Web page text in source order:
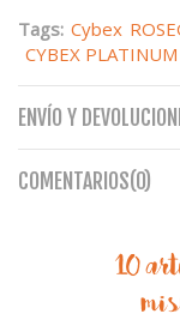
Tags: Cybex
CYBEX PLATINUM
ENVÍO Y
COMENTARIOS(0)
10